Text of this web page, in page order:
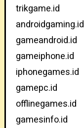
trikgame.id
androidgaming.id
gameandroid.id
gameiphone.id
iphonegames.id
gamepc.id
offlinegames.id
gamesinfo.id